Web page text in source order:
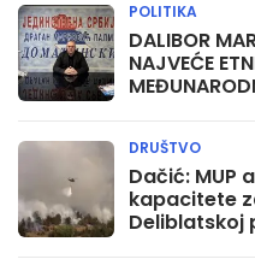
DALIBOR
NAJVEĆE
POLITIKA
Dačić: MUP
kapacitete
Deliblatskoj
DRUŠTVO